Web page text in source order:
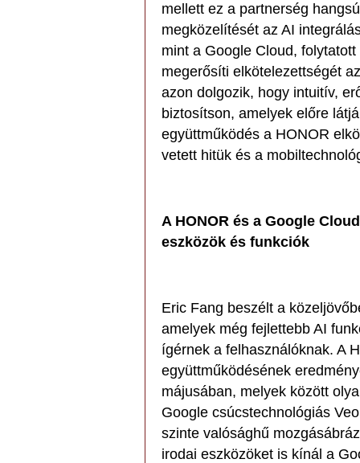
mellett ez a partnerség
megközelítését az AI
mint a Google Cloud,
megerősíti elkötelezettségét
azon dolgozik, hogy intuitív,
biztosítson, amelyek előre
együttműködés a HONOR
vetett hitük és a
A HONOR és a Google
eszközök és funkciók
Eric Fang beszélt a
amelyek még fejlettebb AI
ígérnek a felhasználóknak. A
együttműködésének
májusában, melyek között
Google csúcstechnológiás
szinte valósághű
irodai eszközöket is kínál a